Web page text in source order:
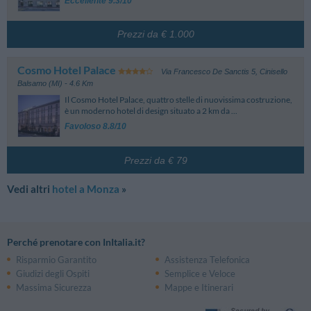
Prezzi da € 1.000
Cosmo Hotel Palace Via Francesco De Sanctis 5, Cinisello
Balsamo (MI) - 4.6 Km
Il Cosmo Hotel Palace, quattro stelle di nuovissima costruzione,
è un moderno hotel di design situato a 2 km da ...
Favoloso 8.8/10
Prezzi da € 79
Vedi altri hotel a Monza »
Perché prenotare con InItalia.it?
Risparmio Garantito
Assistenza Telefonica
Giudizi degli Ospiti
Semplice e Veloce
Massima Sicurezza
Mappe e Itinerari